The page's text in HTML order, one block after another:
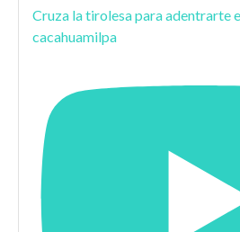
Cruza la tirolesa para adentrarte
cacahuamilpa